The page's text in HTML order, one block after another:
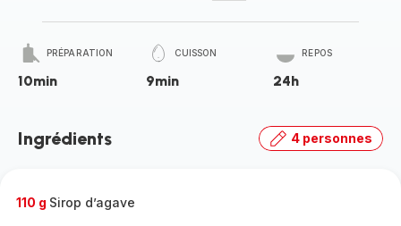
PRÉPARATION
10min
CUISSON
9min
REPOS
24h
Ingrédients 4 personnes
110 g Sirop d’agave